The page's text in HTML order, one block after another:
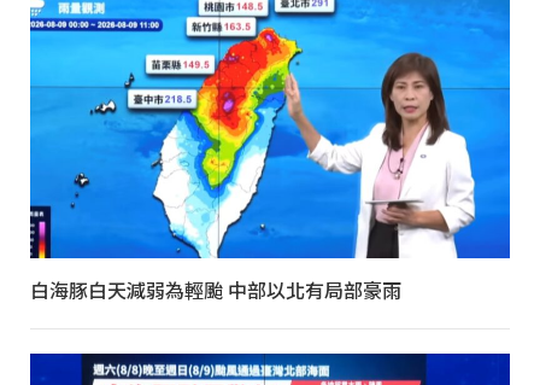
白海豚白天減弱為輕颱 中部以北有局部豪雨